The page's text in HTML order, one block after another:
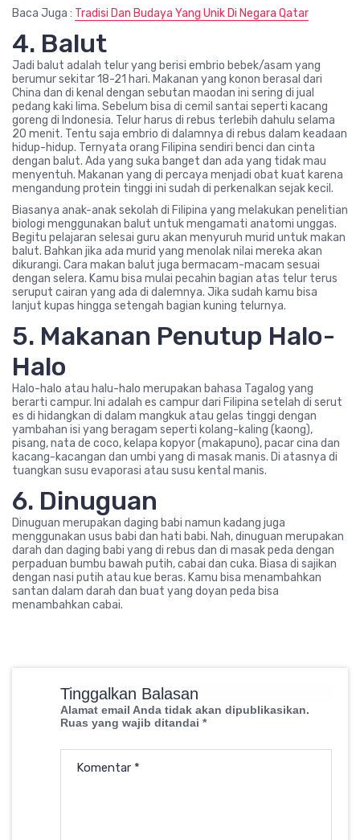
Baca Juga : Tradisi Dan Budaya Yang Unik Di Negara Qatar
4. Balut
Jadi balut adalah telur yang berisi embrio bebek/asam yang
berumur sekitar 18-21 hari. Makanan yang konon berasal dari
China dan di kenal dengan sebutan maodan ini sering di jual
pedang kaki lima. Sebelum bisa di cemil santai seperti kacang
goreng di Indonesia. Telur harus di rebus terlebih dahulu selama
20 menit. Tentu saja embrio di dalamnya di rebus dalam keadaan
hidup-hidup. Ternyata orang Filipina sendiri benci dan cinta
dengan balut. Ada yang suka banget dan ada yang tidak mau
menyentuh. Makanan yang di percaya menjadi obat kuat karena
mengandung protein tinggi ini sudah di perkenalkan sejak kecil.
Biasanya anak-anak sekolah di Filipina yang melakukan penelitian
biologi menggunakan balut untuk mengamati anatomi unggas.
Begitu pelajaran selesai guru akan menyuruh murid untuk makan
balut. Bahkan jika ada murid yang menolak nilai mereka akan
dikurangi. Cara makan balut juga bermacam-macam sesuai
dengan selera. Kamu bisa mulai pecahin bagian atas telur terus
seruput cairan yang ada di dalemnya. Jika sudah kamu bisa
lanjut kupas hingga setengah bagian kuning telurnya.
5. Makanan Penutup Halo-
Halo
Halo-halo atau halu-halo merupakan bahasa Tagalog yang
berarti campur. Ini adalah es campur dari Filipina setelah di serut
es di hidangkan di dalam mangkuk atau gelas tinggi dengan
yambahan isi yang beragam seperti kolang-kaling (kaong),
pisang, nata de coco, kelapa kopyor (makapuno), pacar cina dan
kacang-kacangan dan umbi yang di masak manis. Di atasnya di
tuangkan susu evaporasi atau susu kental manis.
6. Dinuguan
Dinuguan merupakan daging babi namun kadang juga
menggunakan usus babi dan hati babi. Nah, dinuguan merupakan
darah dan daging babi yang di rebus dan di masak peda dengan
perpaduan bumbu bawah putih, cabai dan cuka. Biasa di sajikan
dengan nasi putih atau kue beras. Kamu bisa menambahkan
santan dalam darah dan buat yang doyan peda bisa
menambahkan cabai.
Tinggalkan Balasan
Alamat email Anda tidak akan dipublikasikan.
Ruas yang wajib ditandai *
Komentar *